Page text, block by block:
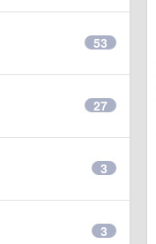
53
27
3
3